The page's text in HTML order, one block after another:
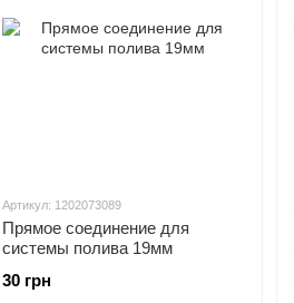
Артикул: 1202073089
Прямое соединение для
системы полива 19мм
30 грн